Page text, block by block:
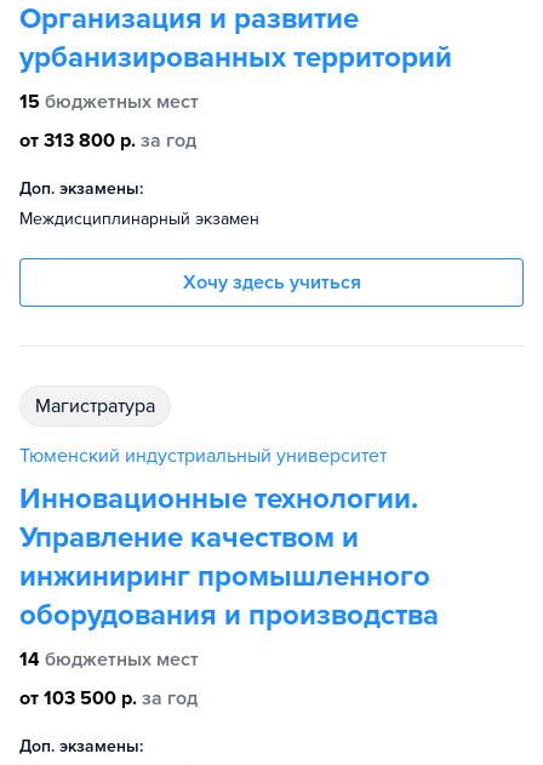
Организация и развитие
урбанизированных территорий
15 бюджетных мест
от 313 800 р. за год
Доп. экзамены:
Междисциплинарный экзамен
Хочу здесь учиться
магистратура
Тюменский индустриальный университет
Инновационные технологии.
Управление качеством и
инжиниринг промышленного
оборудования и производства
14 бюджетных мест
от 103 500 р. за год
Доп. экзамены: